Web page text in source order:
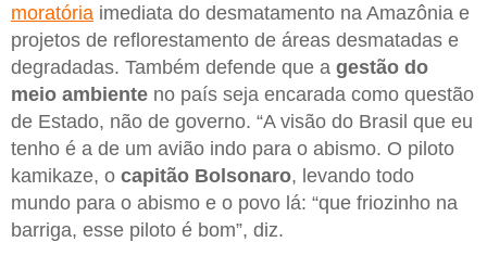
moratória imediata do desmatamento na Amazônia e
projetos de reflorestamento de áreas desmatadas e
degradadas. Também defende que a gestão do
meio ambiente no país seja encarada como questão
de Estado, não de governo. “A visão do Brasil que eu
tenho é a de um avião indo para o abismo. O piloto
kamikaze, o capitão Bolsonaro, levando todo
mundo para o abismo e o povo lá: “que friozinho na
barriga, esse piloto é bom”, diz.